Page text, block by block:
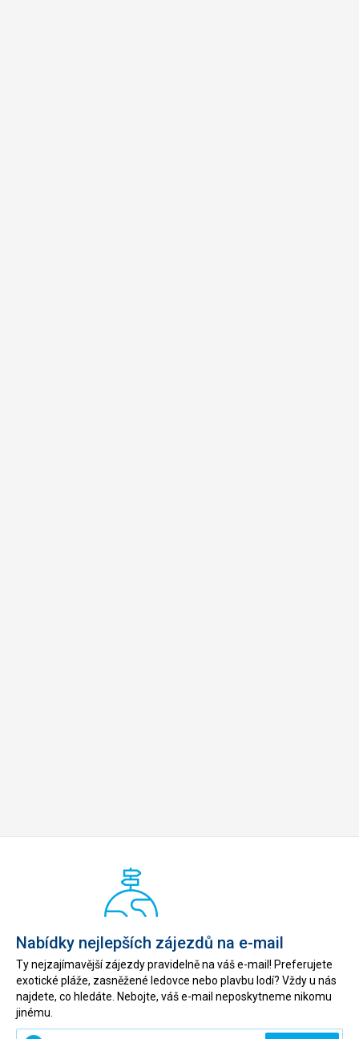
Nabídky nejlepších zájezdů na e-mail
Ty nejzajímavější zájezdy pravidelně na váš e-mail! Preferujete
exotické pláže, zasněžené ledovce nebo plavbu lodí? Vždy u nás
najdete, co hledáte. Nebojte, váš e-mail neposkytneme nikomu
jinému.
Zadejte